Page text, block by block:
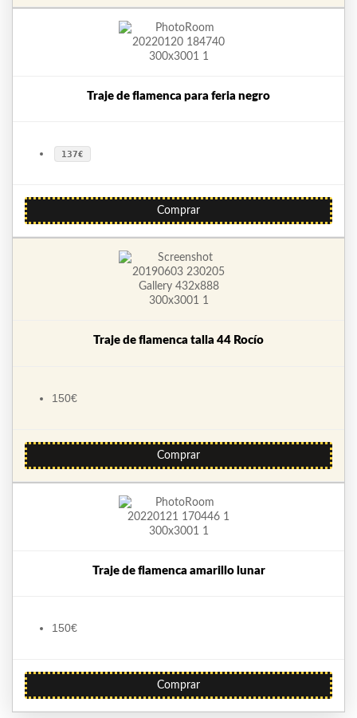
Traje de flamenca para feria negro
137€
Comprar
Traje de flamenca talla 44 Rocío
150€
Comprar
Traje de flamenca amarillo lunar
150€
Comprar